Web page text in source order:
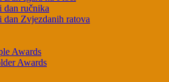
dan ručnika
dan Zvjezdanih ratova
Awards
Awards